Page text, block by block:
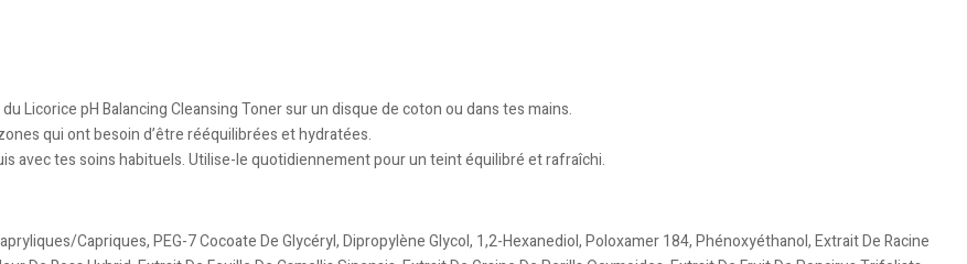
Licorice pH Balancing Cleansing Toner sur un disque de coton ou dans tes mains.
qui ont besoin d’être rééquilibrées et hydratées.
avec tes soins habituels. Utilise-le quotidiennement pour un teint équilibré et rafraîchi.
Capriques, PEG-7 Cocoate De Glycéryl, Dipropylène Glycol, 1,2-Hexanediol, Poloxamer 184, Phénoxyéthanol, Extrait De Racine